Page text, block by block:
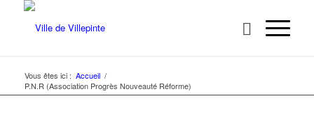
Vous êtes ici : Accueil /
P.N.R (Association Progrès Nouveauté Réforme)